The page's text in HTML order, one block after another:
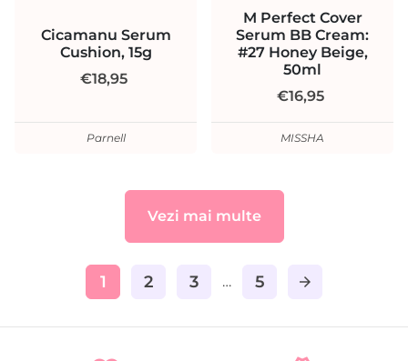
Cicamanu Serum
Cushion, 15g
€18,95
Parnell
M Perfect Cover
Serum BB Cream:
#27 Honey Beige,
50ml
€16,95
MISSHA
Vezi mai multe
1 2 3 … 5 arrow_forward